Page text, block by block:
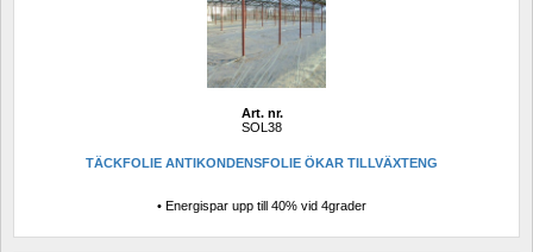
Art. nr.
SOL38
TÄCKFOLIE ANTIKONDENSFOLIE ÖKAR TILLVÄXTENG
• Energispar upp till 40% vid 4grader